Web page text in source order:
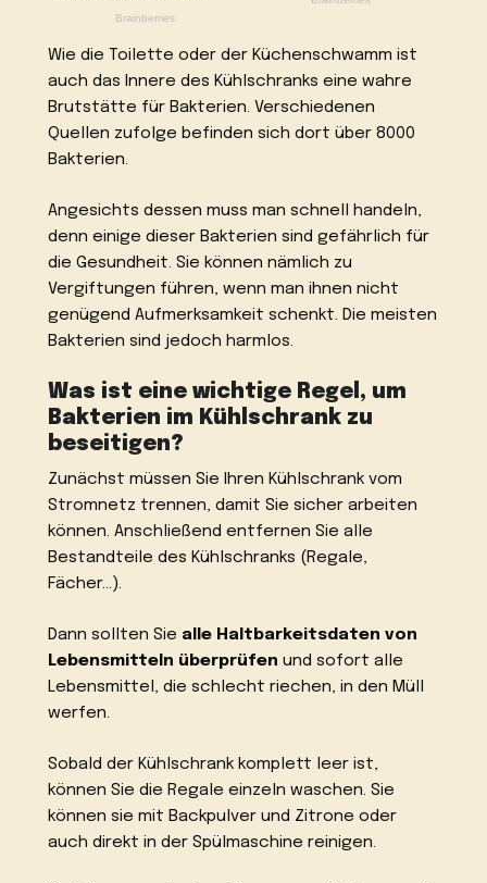
Wie die Toilette oder der Küchenschwamm ist
auch das Innere des Kühlschranks eine wahre
Brutstätte für Bakterien. Verschiedenen
Quellen zufolge befinden sich dort über 8000
Bakterien.
Angesichts dessen muss man schnell handeln,
denn einige dieser Bakterien sind gefährlich für
die Gesundheit. Sie können nämlich zu
Vergiftungen führen, wenn man ihnen nicht
genügend Aufmerksamkeit schenkt. Die meisten
Bakterien sind jedoch harmlos.
Was ist eine wichtige Regel, um
Bakterien im Kühlschrank zu
beseitigen?
Zunächst müssen Sie Ihren Kühlschrank vom
Stromnetz trennen, damit Sie sicher arbeiten
können. Anschließend entfernen Sie alle
Bestandteile des Kühlschranks (Regale,
Fächer…).
Dann sollten Sie alle Haltbarkeitsdaten von
Lebensmitteln überprüfen und sofort alle
Lebensmittel, die schlecht riechen, in den Müll
werfen.
Sobald der Kühlschrank komplett leer ist,
können Sie die Regale einzeln waschen. Sie
können sie mit Backpulver und Zitrone oder
auch direkt in der Spülmaschine reinigen.